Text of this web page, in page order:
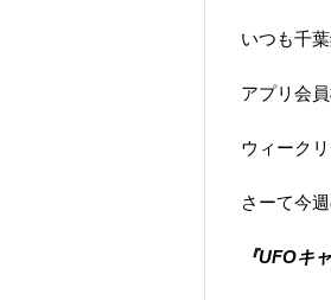
いつも千
アプリ会
ウィーク
さーて今
『UFOキ